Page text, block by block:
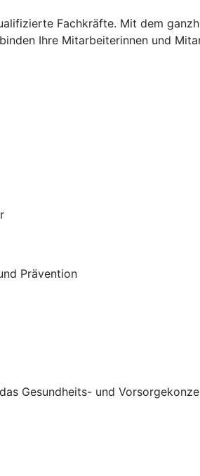
Fachkräfte. Mit dem
Ihre Mitarbeiterinnen und
Prävention
Gesundheits- und